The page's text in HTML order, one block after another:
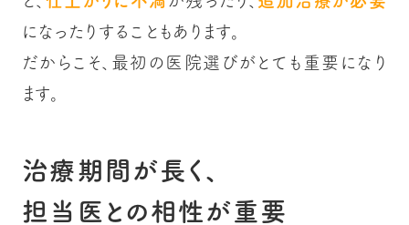
になったりすることもあります。
だからこそ、最初の医院選びがとても重要になり
ます。
治療期間が長く、
担当医との相性が重要